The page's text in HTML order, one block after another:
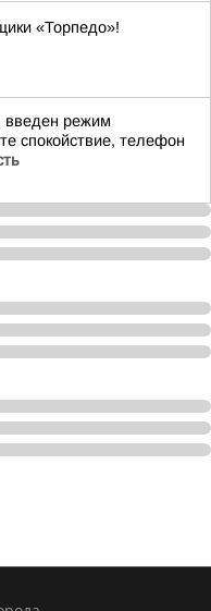
«Торпедо»!
введен режим
спокойствие, телефон